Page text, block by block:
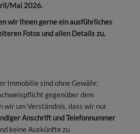
Mai 2026.
wir Ihnen gerne ein ausführliches
Fotos und allen Details zu.
Immobilie sind ohne Gewähr.
gegenüber dem
wir um Verständnis, dass wir nur
Anschrift und Telefonnummer
keine Auskünfte zu